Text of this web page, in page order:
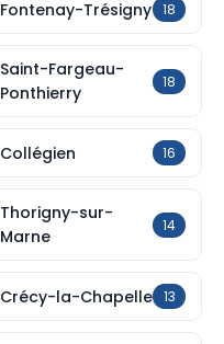
Fontenay-Trésigny 18
Saint-Fargeau-
Ponthierry
18
Collégien 16
Thorigny-sur-
Marne
14
Crécy-la-Chapelle 13